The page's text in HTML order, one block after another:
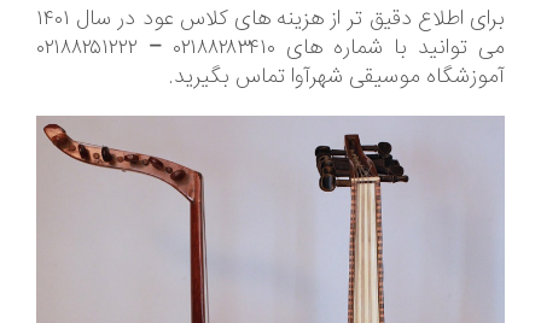
برای اطلاع دقیق تر از هزینه های کلاس عود در سال ۱۴۰۱
می توانید با شماره های ۰۲۱۸۸۲۸۳۴۱۰ – ۰۲۱۸۸۲۵۱۲۲۲
آموزشگاه موسیقی شهرآوا تماس بگیرید.